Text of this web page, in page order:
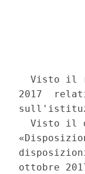
Visto il
2017
Visto il
ottobre